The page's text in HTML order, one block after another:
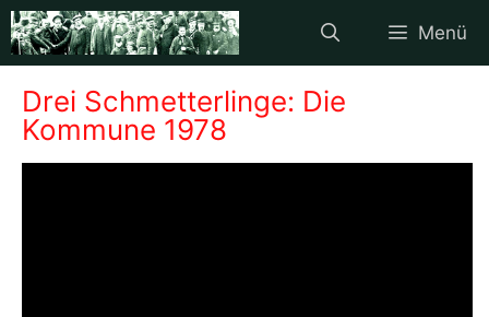
Zum
Inhalt
springen
Menü
Drei Schmetterlinge: Die
Kommune 1978